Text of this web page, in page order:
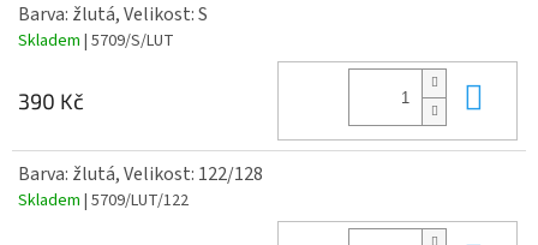
Barva: žlutá, Velikost: S
Skladem | 5709/S/LUT
390 Kč
Barva: žlutá, Velikost: 122/128
Skladem | 5709/LUT/122